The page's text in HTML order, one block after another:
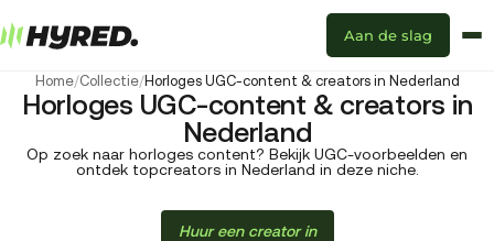
Aan de slag
Home/Collectie/Horloges UGC-content & creators in Nederland
Horloges UGC-content & creators in
Nederland
Op zoek naar horloges content? Bekijk UGC-voorbeelden en
ontdek topcreators in Nederland in deze niche.
Huur een creator in